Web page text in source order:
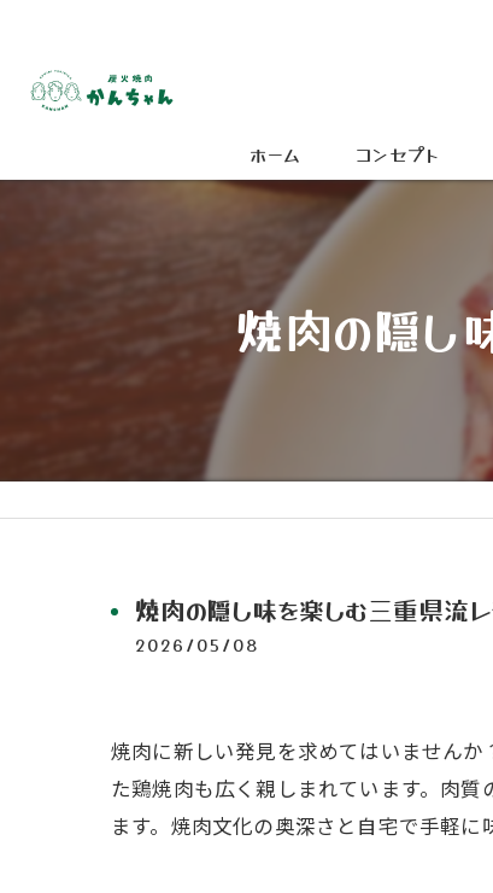
ホーム コンセプト
焼肉の隠し
焼肉の隠し味を楽しむ三重県流
2026/05/08
焼肉に新しい発見を求めてはいません
た鶏焼肉も広く親しまれています。肉
ます。焼肉文化の奥深さと自宅で手軽